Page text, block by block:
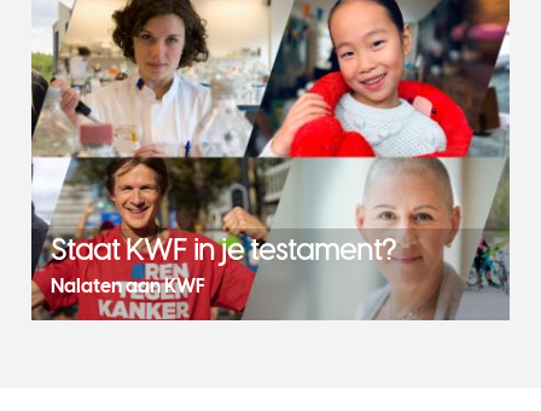
Staat KWF in je testament?
Nalaten aan KWF